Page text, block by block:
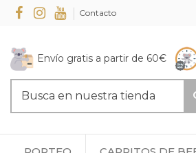
Contacto
Envío gratis a partir de 60€